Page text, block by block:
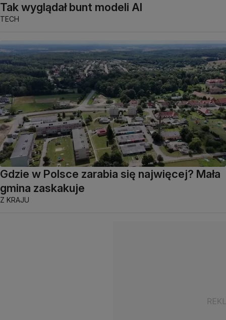
Tak wyglądał bunt modeli AI
TECH
Gdzie w Polsce zarabia się najwięcej? Mała
gmina zaskakuje
Z KRAJU